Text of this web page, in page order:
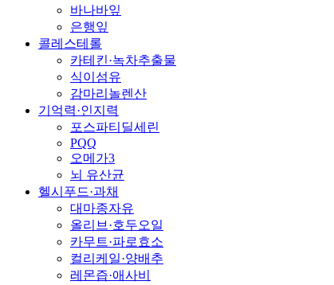
바나바잎
은행잎
콜레스테롤
카테킨·녹차추출물
식이섬유
감마리놀렌산
기억력·인지력
포스파티딜세린
PQQ
오메가3
뇌 유산균
헬시푸드·과채
대마종자유
올리브·호두오일
카무트·파로효소
컬리케일·양배추
레몬즙·애사비